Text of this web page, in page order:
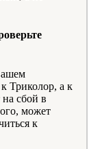
Триколор, а к
сбой в
может
к